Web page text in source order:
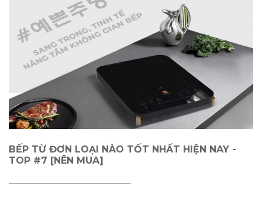
BẾP TỪ ĐƠN LOẠI NÀO TỐT NHẤT HIỆN NAY -
TOP #7 [NÊN MUA]